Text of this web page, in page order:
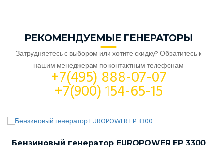
РЕКОМЕНДУЕМЫЕ ГЕНЕРАТОРЫ
Затрудняетесь с выбором или хотите скидку? Обратитесь к
нашим менеджерам по контактным телефонам
+7(495) 888-07-07
+7(900) 154-65-15
Бензиновый генератор EUROPOWER EP 3300